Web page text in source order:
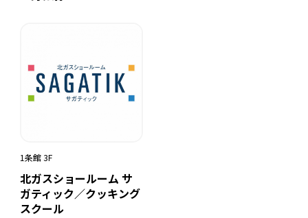
1条館 3F
北ガスショールーム サ
ガティック／クッキング
スクール